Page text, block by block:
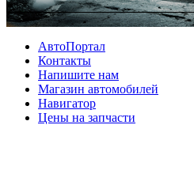
АвтоПортал
Контакты
Напишите нам
Магазин автомобилей
Навигатор
Цены на запчасти